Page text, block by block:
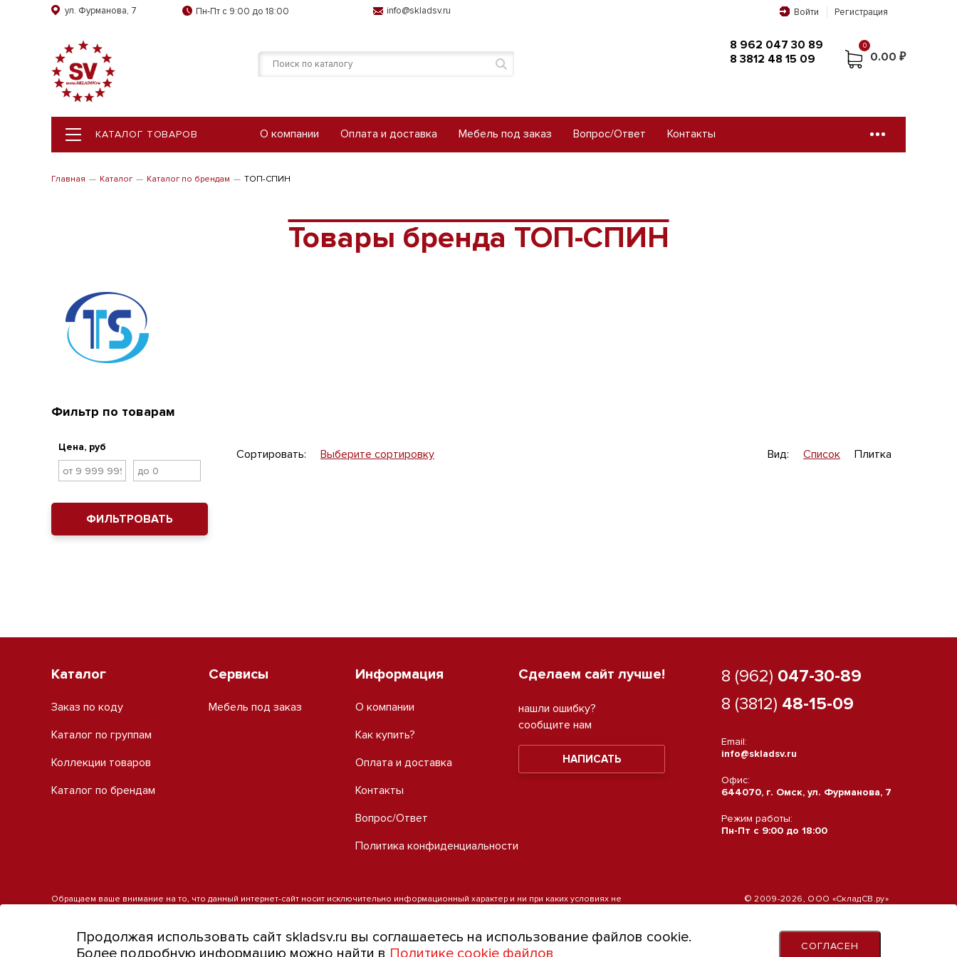
ул. Фурманова, 7 Пн-Пт с 9:00 до 18:00 info@skladsv.ru Войти Регистрация
8 962 047 30 89
8 3812 48 15 09
0
0.00 ₽
КАТАЛОГ ТОВАРОВ О компании Оплата и доставка Мебель под заказ Вопрос/Ответ Контакты
Главная Каталог Каталог по брендам ТОП-СПИН
Товары бренда ТОП-СПИН
Фильтр по товарам
Цена, руб
ФИЛЬТРОВАТЬ
Сортировать: Выберите сортировку Вид: Список Плитка
Каталог
Заказ по коду
Каталог по группам
Коллекции товаров
Каталог по брендам
Сервисы
Мебель под заказ
Информация
О компании
Как купить?
Оплата и доставка
Контакты
Вопрос/Ответ
Политика конфиденциальности
Сделаем сайт лучше!
нашли ошибку?
сообщите нам
НАПИСАТЬ
8 (962) 047-30-89
8 (3812) 48-15-09
Email:
info@skladsv.ru
Офис:
644070, г. Омск, ул. Фурманова, 7
Режим работы:
Пн-Пт с 9:00 до 18:00
Обращаем ваше внимание на то, что данный интернет-сайт носит исключительно информационный характер и ни при каких условиях не
© 2009-2026, ООО «СкладСВ.ру»
Продолжая использовать сайт skladsv.ru вы соглашаетесь на использование файлов cookie.
Более подробную информацию можно найти в Политике cookie файлов СОГЛАСЕН